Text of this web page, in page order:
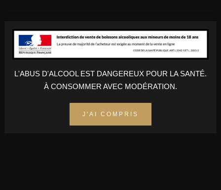
de fruits secs Finale : Instense
AJOUTER AU PANIER
L'ABUS D'ALCOOL EST DANGEREUX POUR LA SANTÉ.
À CONSOMMER AVEC MODÉRATION.
J'AI COMPRIS